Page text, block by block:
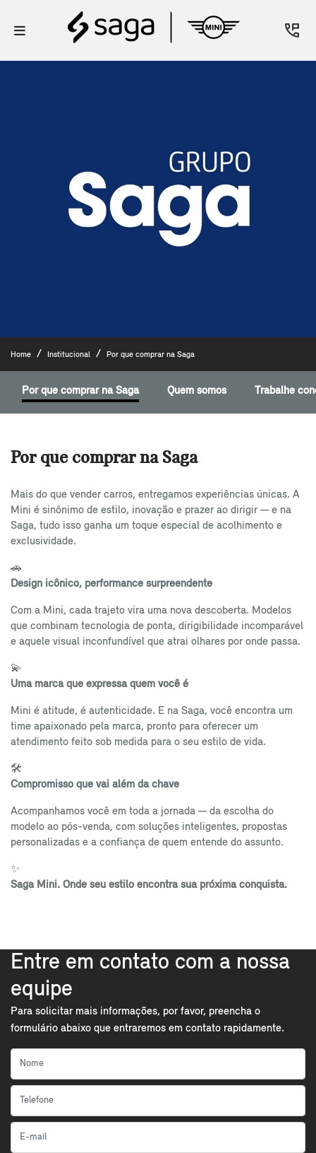
Home Institucional Por que comprar na Saga
Quem somos
Por que comprar na Saga Trabalhe
Por que comprar na Saga
Mais do que vender carros, entregamos experiências únicas. A
Mini é sinônimo de estilo, inovação e prazer ao dirigir — e na
Saga, tudo isso ganha um toque especial de acolhimento e
exclusividade.
🚗
Design icônico, performance surpreendente
Com a Mini, cada trajeto vira uma nova descoberta. Modelos
que combinam tecnologia de ponta, dirigibilidade incomparável
e aquele visual inconfundível que atrai olhares por onde passa.
💫
Uma marca que expressa quem você é
Mini é atitude, é autenticidade. E na Saga, você encontra um
time apaixonado pela marca, pronto para oferecer um
atendimento feito sob medida para o seu estilo de vida.
🛠️
Compromisso que vai além da chave
Acompanhamos você em toda a jornada — da escolha do
modelo ao pós-venda, com soluções inteligentes, propostas
personalizadas e a confiança de quem entende do assunto.
✨
Saga Mini. Onde seu estilo encontra sua próxima conquista.
Entre em contato com a nossa
equipe
Para solicitar mais informações, por favor, preencha o
formulário abaixo que entraremos em contato rapidamente.